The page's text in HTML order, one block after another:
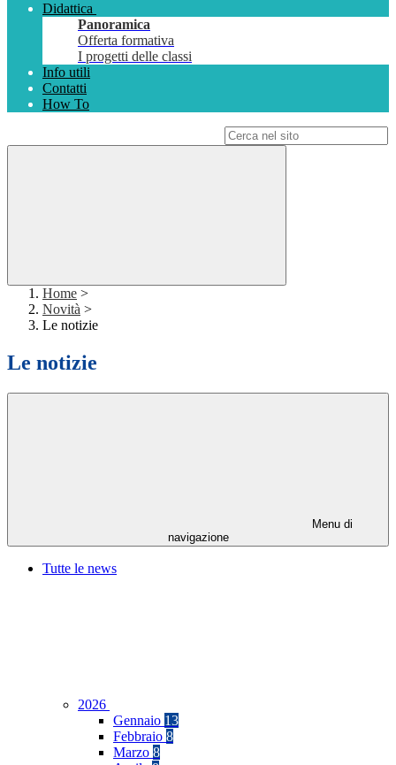
Didattica
Panoramica
Offerta formativa
I progetti delle classi
Info utili
Contatti
How To
Home >
Novità >
Le notizie
Le notizie
Menu di
navigazione
Tutte le news
2026
Gennaio 13
Febbraio 8
Marzo 8